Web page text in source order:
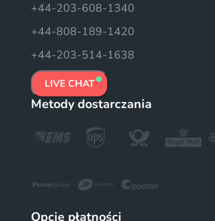
+44-203-608-1340
+44-808-189-1420
+44-203-514-1638
LIVE CHAT
Metody dostarczania
Opcje płatności